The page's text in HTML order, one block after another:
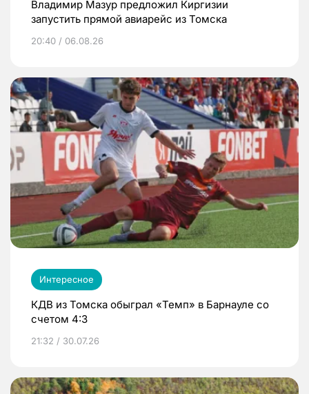
Владимир Мазур предложил Киргизии
запустить прямой авиарейс из Томска
20:40 / 06.08.26
Интересное
КДВ из Томска обыграл «Темп» в Барнауле со
счетом 4:3
21:32 / 30.07.26